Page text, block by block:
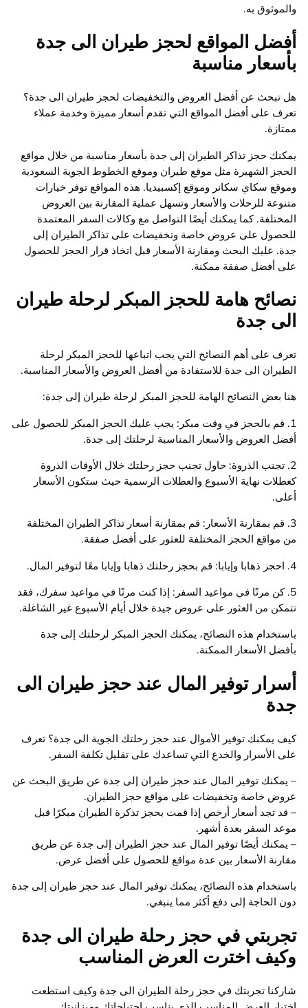
والموثوق به.
أفضل المواقع لحجز طيران الى جدة
بأسعار مناسبة
هل تبحث عن أفضل العروض والتخفيضات لحجز طيران الى جدة؟
تعرف على أفضل المواقع التي تقدم أسعار مميزة وخدمة عملاء
ممتازة.
يمكنك حجز تذاكر الطيران إلى جدة بأسعار مناسبة من خلال مواقع
الحجز الشهيرة مثل موقع طيران وموقع الخطوط الجوية السعودية
وموقع سكاي سكانر وموقع إكسبيديا. هذه المواقع توفر خيارات
متنوعة للرحلات والأسعار وتسهل عملية المقارنة بين العروض
المختلفة. كما يمكنك أيضًا التواصل مع وكالات السفر المعتمدة
للحصول على عروض خاصة وتخفيضات على تذاكر الطيران إلى
جدة. عليك البحث ومقارنة الأسعار قبل اتخاذ قرار الحجز للحصول
على أفضل صفقة ممكنة.
نصائح هامة للحجز المبكر لرحلة طيران
الى جدة
تعرف على أهم النصائح التي يجب اتباعها للحجز المبكر لرحلة
الطيران الى جدة للاستفادة من أفضل العروض والأسعار المناسبة.
هنا بعض النصائح الهامة للحجز المبكر لرحلة طيران إلى جدة:
1. قم بالحجز في وقت مبكر: يجب عليك الحجز المبكر للحصول على
أفضل العروض والأسعار المناسبة لرحلتك إلى جدة.
2. تجنب الذروة: حاول تجنب حجز رحلتك خلال الأوقات الذروة
كعطلات نهاية الأسبوع والعطلات الرسمية حيث ستكون الأسعار
أعلى.
3. قم بمقارنة الأسعار: قم بمقارنة أسعار تذاكر الطيران المختلفة
من مواقع الحجز المختلفة للعثور على أفضل صفقة.
4. احجز ذهابا وإيابا: قم بحجز رحلتك ذهابا وإيابا معًا لتوفير المال.
5. كن مرنًا في مواعيد السفر: إذا كنت مرنًا في مواعيد سفرك، فقد
تتمكن من العثور على عروض جيدة خلال أيام الأسبوع غير الشاغلة.
باستخدام هذه النصائح، يمكنك الحجز المبكر لرحلتك إلى جدة
بأفضل الأسعار الممكنة.
أسرار توفير المال عند حجز طيران الى
جدة
كيف يمكنك توفير الأموال عند حجز رحلتك الجوية الى جدة؟ تعرف
على الأسرار والخدع التي تساعدك على تقليل تكلفة السفر.
– يمكنك توفير المال عند حجز طيران إلى جدة عن طريق البحث عن
عروض خاصة وتخفيضات على مواقع حجز الطيران.
– قد تجد أسعار أرخص إذا قمت بحجز تذكرة الطيران مبكرًا قبل
موعد السفر بعدة أشهر.
– يمكنك أيضًا توفير المال عند حجز الطيران إلى جدة عن طريق
مقارنة الأسعار بين عدة مواقع للحصول على أفضل عرض.
باستخدام هذه النصائح، يمكنك توفير المال عند حجز طيران إلى جدة
دون الحاجة إلى دفع أكثر مما ينبغي.
تجربتي في حجز رحلة طيران الى جدة
وكيف اخترت العرض المناسب
شاركنا تجربتك في حجز رحلة الطيران الى جدة وكيف استطعت